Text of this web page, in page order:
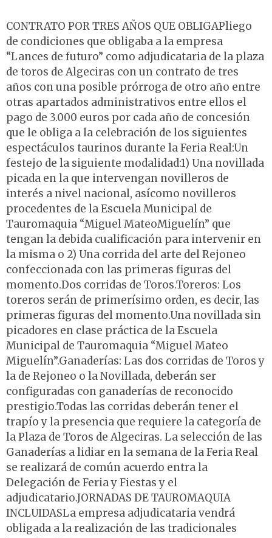
CONTRATO POR TRES AÑOS QUE OBLIGAPliego
de condiciones que obligaba a la empresa
“Lances de futuro” como adjudicataria de la plaza
de toros de Algeciras con un contrato de tres
años con una posible prórroga de otro año entre
otras apartados administrativos entre ellos el
pago de 3.000 euros por cada año de concesión
que le obliga a la celebración de los siguientes
espectáculos taurinos durante la Feria Real:Un
festejo de la siguiente modalidad:1) Una novillada
picada en la que intervengan novilleros de
interés a nivel nacional, asícomo novilleros
procedentes de la Escuela Municipal de
Tauromaquia “Miguel MateoMiguelín” que
tengan la debida cualificación para intervenir en
la misma o 2) Una corrida del arte del Rejoneo
confeccionada con las primeras figuras del
momento.Dos corridas de Toros.Toreros: Los
toreros serán de primerísimo orden, es decir, las
primeras figuras del momento.Una novillada sin
picadores en clase práctica de la Escuela
Municipal de Tauromaquia “Miguel Mateo
Miguelín”.Ganaderías: Las dos corridas de Toros y
la de Rejoneo o la Novillada, deberán ser
configuradas con ganaderías de reconocido
prestigio.Todas las corridas deberán tener el
trapío y la presencia que requiere la categoría de
la Plaza de Toros de Algeciras. La selección de las
Ganaderías a lidiar en la semana de la Feria Real
se realizará de común acuerdo entra la
Delegación de Feria y Fiestas y el
adjudicatario.JORNADAS DE TAUROMAQUIA
INCLUIDASLa empresa adjudicataria vendrá
obligada a la realización de las tradicionales